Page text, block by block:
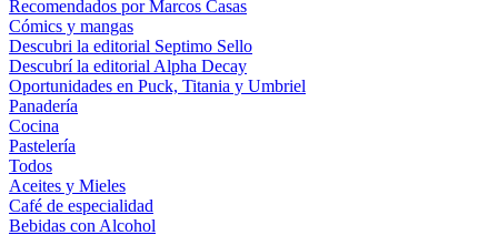
Recomendados por Marcos Casas
Cómics y mangas
Descubri la editorial Septimo Sello
Descubrí la editorial Alpha Decay
Oportunidades en Puck, Titania y Umbriel
Panadería
Cocina
Pastelería
Todos
Aceites y Mieles
Café de especialidad
Bebidas con Alcohol